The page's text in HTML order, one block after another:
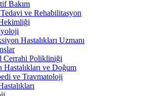
Bakım
ve Rehabilitasyon
Hastalıkları Uzmanı
Cerrahi Polikliniği
Hastalıkları ve Doğum
ve Travmatoloji